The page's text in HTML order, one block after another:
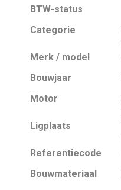
BTW-status
Categorie
Merk / model
Bouwjaar
Motor
Ligplaats
Referentiecode
Bouwmateriaal